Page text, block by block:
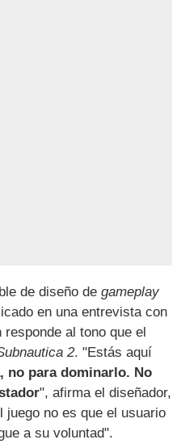
de diseño degameplay
en una entrevista con
al tono que el
2. "Estás aquí
no para dominarlo. No
", afirma el diseñador,
juego no es que el usuario
a su voluntad".